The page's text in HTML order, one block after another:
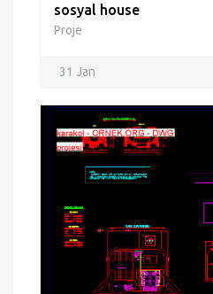
sosyal house
Proje
31 Jan